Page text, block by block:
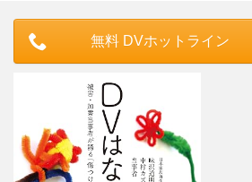
無料 DVホットライン